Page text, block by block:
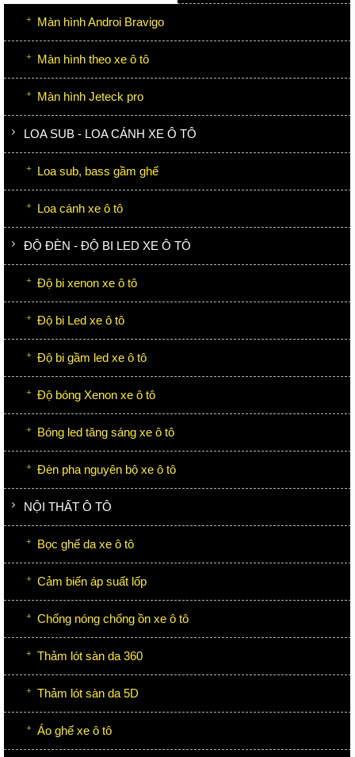
Màn hình Androi Bravigo
Màn hình theo xe ô tô
Màn hình Jeteck pro
LOA SUB - LOA CÁNH XE Ô TÔ
Loa sub, bass gầm ghế
Loa cánh xe ô tô
ĐỘ ĐÈN - ĐỘ BI LED XE Ô TÔ
Độ bi xenon xe ô tô
Độ bi Led xe ô tô
Độ bi gầm led xe ô tô
Độ bóng Xenon xe ô tô
Bóng led tăng sáng xe ô tô
Đèn pha nguyên bộ xe ô tô
NỘI THẤT Ô TÔ
Bọc ghế da xe ô tô
Cảm biến áp suất lốp
Chống nóng chống ồn xe ô tô
Thảm lót sàn da 360
Thảm lót sàn da 5D
Áo ghế xe ô tô